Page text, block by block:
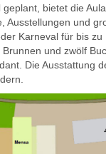
bietet die
Ausstellungen und
Karneval für bis zu
Brunnen und zwölf
Die Ausstattung